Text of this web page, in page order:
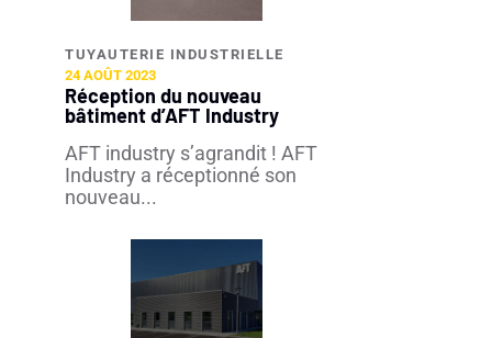
TUYAUTERIE INDUSTRIELLE​
24 AOÛT 2023
Réception du nouveau
bâtiment d’AFT Industry
AFT industry s’agrandit ! AFT
Industry a réceptionné son
nouveau...